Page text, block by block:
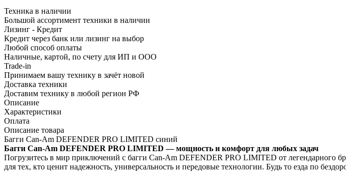
Техника в наличии
Большой ассортимент техники в наличии
Лизинг - Кредит
Кредит через банк или лизинг на выбор
Любой способ оплаты
Наличные, картой, по счету для ИП и ООО
Trade-in
Принимаем вашу технику в зачёт новой
Доставка техники
Доставим технику в любой регион РФ
Описание
Характеристики
Оплата
Описание товара
Багги Can-Am DEFENDER PRO LIMITED синий
Багги Can-Am DEFENDER PRO LIMITED — мощность и комфорт для любых задач
Погрузитесь в мир приключений с багги Can-Am DEFENDER PRO LIMITED от легендарного
для тех, кто ценит надежность, универсальность и передовые технологии. Будь то езда по